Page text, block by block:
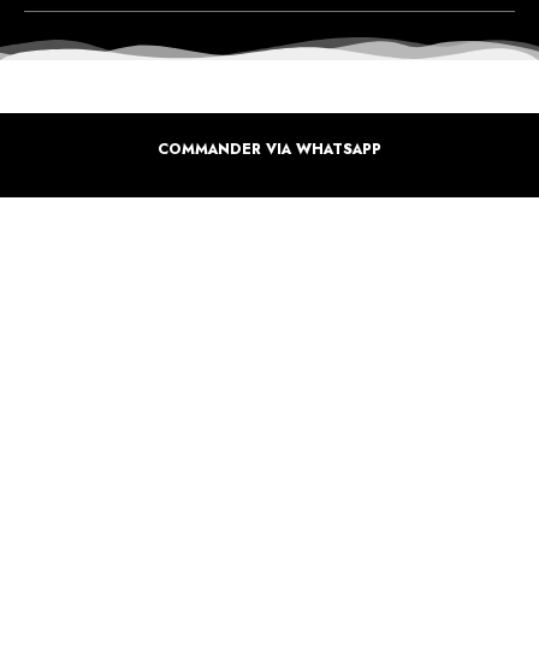
COMMANDER VIA WHATSAPP